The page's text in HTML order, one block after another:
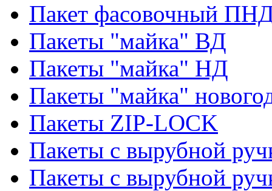
Пакет фасовочный
Пакеты "майка" ВД
Пакеты "майка" НД
Пакеты "майка"
Пакеты ZIP-LOCK
Пакеты с вырубной
Пакеты с вырубной